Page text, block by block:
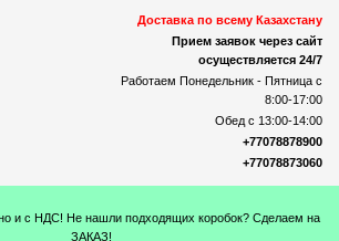
Доставка по всему Казахстану
Прием заявок через сайт
осуществляется 24/7
Работаем Понедельник - Пятница с
8:00-17:00
Обед с 13:00-14:00
+77078878900
+77078873060
и с НДС! Не нашли подходящих коробок? Сделаем на
ЗАКАЗ!